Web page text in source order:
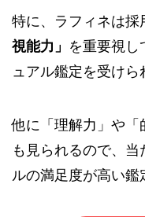
特に、ラフィネは採
視能力」 を重要視し
ュアル鑑定を受けら
他に「理解力」や「
も見られるので、
ルの満足度が高い鑑